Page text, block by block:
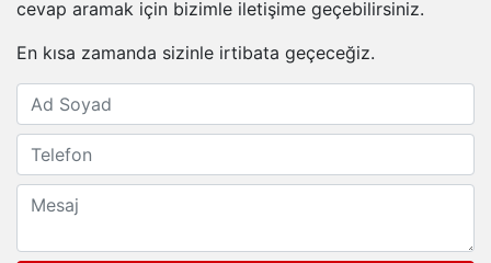
cevap aramak için bizimle iletişime geçebilirsiniz.
En kısa zamanda sizinle irtibata geçeceğiz.